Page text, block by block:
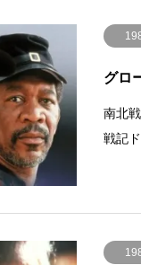
グロ
南北
戦記